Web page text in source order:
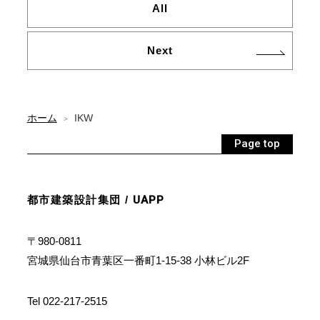
All
Next
ホーム > IKW
Page top
都市建築設計集団 / UAPP
〒980-0811
宮城県仙台市青葉区一番町1-15-38 小林ビル2F
Tel 022-217-2515